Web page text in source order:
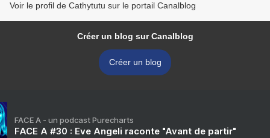
Voir le profil de Cathytutu sur le portail Canalblog
Créer un blog sur Canalblog
Créer un blog
FACE A - un podcast Purecharts
FACE A #30 : Eve Angeli raconte "Avant de partir"